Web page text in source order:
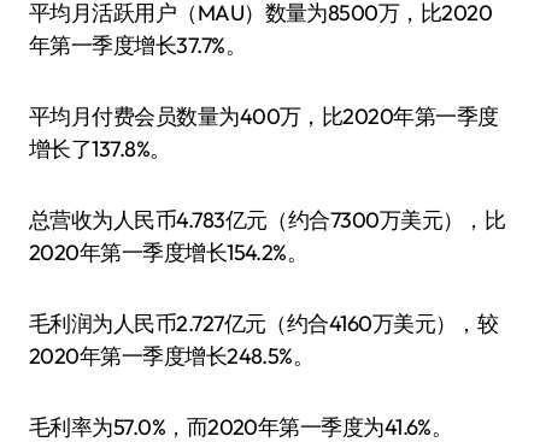
平均月活跃用户（MAU）数量为8500万，比2020
年第一季度增长37.7%。
平均月付费会员数量为400万，比2020年第一季度
增长了137.8%。
总营收为人民币4.783亿元（约合7300万美元），比
2020年第一季度增长154.2%。
毛利润为人民币2.727亿元（约合4160万美元），较
2020年第一季度增长248.5%。
毛利率为57.0%，而2020年第一季度为41.6%。